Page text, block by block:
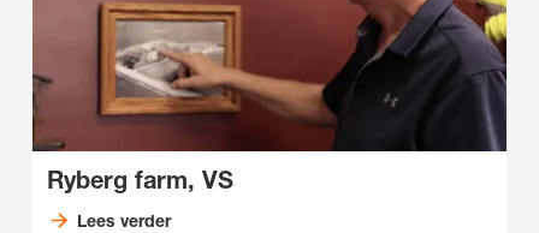
Ryberg farm, VS
Lees verder